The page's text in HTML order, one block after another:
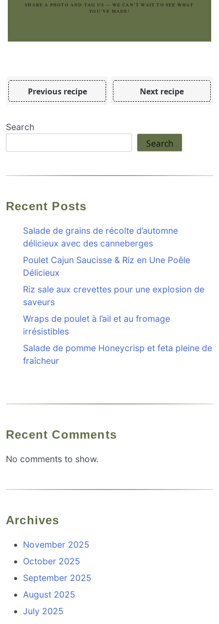
SHARE A PHOTO AND TAG US — WE CAN’T WAIT TO SEE WHAT
YOU’VE MADE!
Previous recipe Next recipe
Search
Search
Recent Posts
Salade de grains de récolte d’automne
délicieux avec des canneberges
Poulet Cajun Saucisse & Riz en Une Poêle
Délicieux
Riz sale aux crevettes pour une explosion de
saveurs
Wraps de poulet à l’ail et au fromage
irrésistibles
Salade de pomme Honeycrisp et feta pleine de
fraîcheur
Recent Comments
No comments to show.
Archives
November 2025
October 2025
September 2025
August 2025
July 2025